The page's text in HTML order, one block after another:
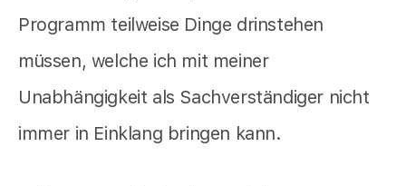
Programm teilweise Dinge drinstehen
müssen, welche ich mit meiner
Unabhängigkeit als Sachverständiger nicht
immer in Einklang bringen kann.